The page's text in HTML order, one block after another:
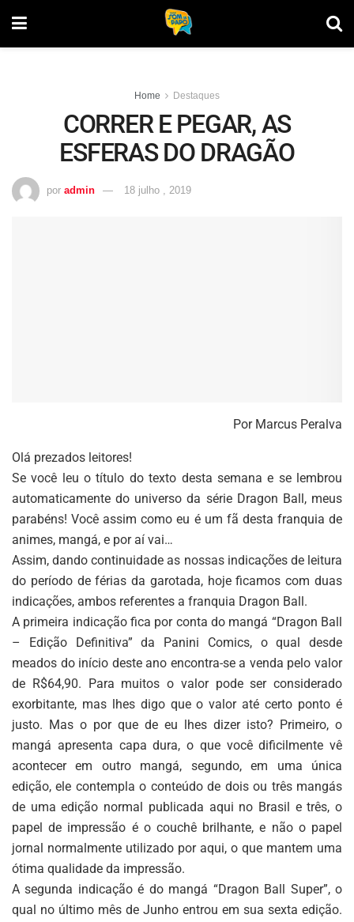
Home Destaques
CORRER E PEGAR, AS
ESFERAS DO DRAGÃO
por admin 18 julho , 2019
Por Marcus Peralva
Olá prezados leitores!
Se você leu o título do texto desta semana e se lembrou
automaticamente do universo da série Dragon Ball, meus
parabéns! Você assim como eu é um fã desta franquia de
animes, mangá, e por aí vai…
Assim, dando continuidade as nossas indicações de leitura
do período de férias da garotada, hoje ficamos com duas
indicações, ambos referentes a franquia Dragon Ball.
A primeira indicação fica por conta do mangá “Dragon Ball
– Edição Definitiva” da Panini Comics, o qual desde
meados do início deste ano encontra-se a venda pelo valor
de R$64,90. Para muitos o valor pode ser considerado
exorbitante, mas lhes digo que o valor até certo ponto é
justo. Mas o por que de eu lhes dizer isto? Primeiro, o
mangá apresenta capa dura, o que você dificilmente vê
acontecer em outro mangá, segundo, em uma única
edição, ele contempla o conteúdo de dois ou três mangás
de uma edição normal publicada aqui no Brasil e três, o
papel de impressão é o couchê brilhante, e não o papel
jornal normalmente utilizado por aqui, o que mantem uma
ótima qualidade da impressão.
A segunda indicação é do mangá “Dragon Ball Super”, o
qual no último mês de Junho entrou em sua sexta edição.